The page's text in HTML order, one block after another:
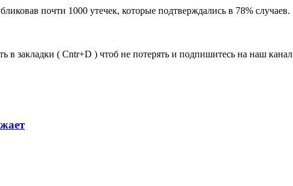
почти 1000 утечек, которые подтверждались в 78% случаев.
в закладки ( Cntr+D ) чтоб не потерять и подпишитесь на наш канал